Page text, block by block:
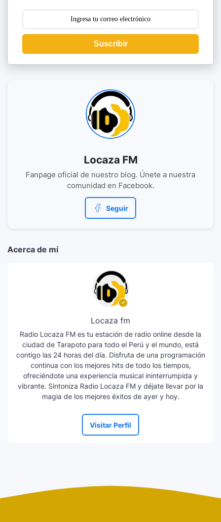
Suscribir
Locaza FM
Fanpage oficial de nuestro blog. Únete a nuestra
comunidad en Facebook.
Seguir
Acerca de mí
Locaza fm
Radio Locaza FM es tu estación de radio online desde la
ciudad de Tarapoto para todo el Perú y el mundo, está
contigo las 24 horas del día. Disfruta de una programación
continua con los mejores hits de todo los tiempos,
ofreciéndote una experiencia musical ininterrumpida y
vibrante. Sintoniza Radio Locaza FM y déjate llevar por la
magia de los mejores éxitos de ayer y hoy.
Visitar Perfil